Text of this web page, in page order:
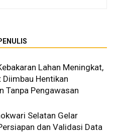
Lahan Meningkat,
Diimbau Hentikan
Tanpa Pengawasan
Selatan Gelar
dan Validasi Data